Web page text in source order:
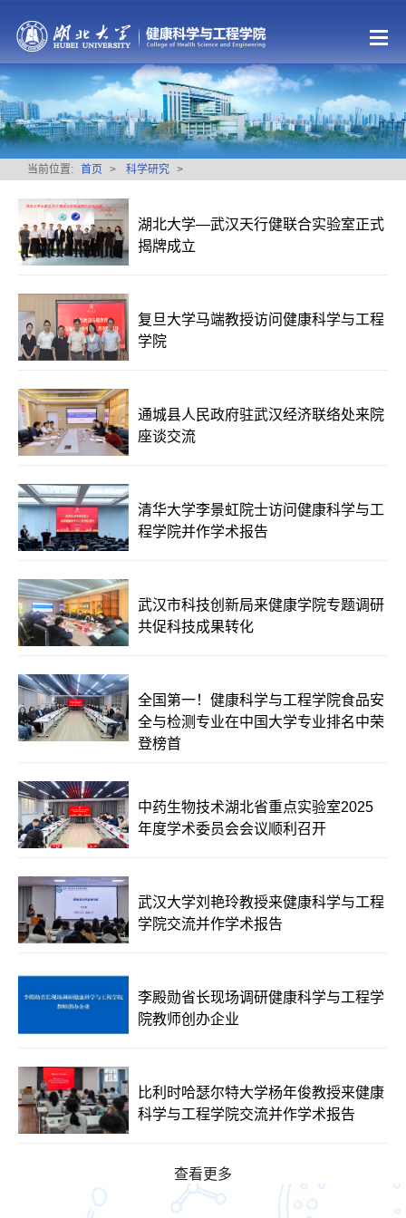
当前位置: 首页 > 科学研究 >
湖北大学—武汉天行健联合实验室正式
揭牌成立
复旦大学马端教授访问健康科学与工程
学院
通城县人民政府驻武汉经济联络处来院
座谈交流
清华大学李景虹院士访问健康科学与工
程学院并作学术报告
武汉市科技创新局来健康学院专题调研
共促科技成果转化
全国第一！健康科学与工程学院食品安
全与检测专业在中国大学专业排名中荣
登榜首
中药生物技术湖北省重点实验室2025
年度学术委员会会议顺利召开
武汉大学刘艳玲教授来健康科学与工程
学院交流并作学术报告
李殿勋省长现场调研健康科学与工程学
院教师创办企业
比利时哈瑟尔特大学杨年俊教授来健康
科学与工程学院交流并作学术报告
查看更多